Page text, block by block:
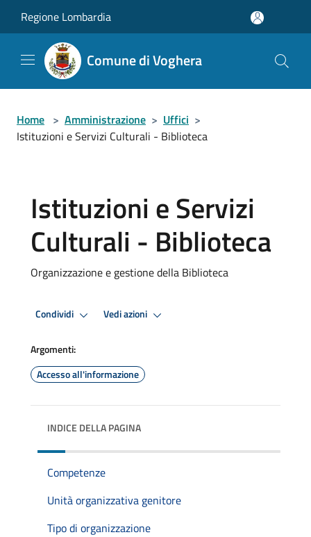
Regione Lombardia
Comune di Voghera
Home > Amministrazione > Uffici >
Istituzioni e Servizi Culturali - Biblioteca
Istituzioni e Servizi
Culturali - Biblioteca
Organizzazione e gestione della Biblioteca
Condividi Vedi azioni
Argomenti:
Accesso all'informazione
INDICE DELLA PAGINA
Competenze
Unità organizzativa genitore
Tipo di organizzazione